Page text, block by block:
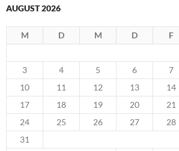
AUGUST 2026
M D M D F
3
4 5 6 7
10
11 12 13 14
17
18 19 20 21
24
25 26 27 28
31